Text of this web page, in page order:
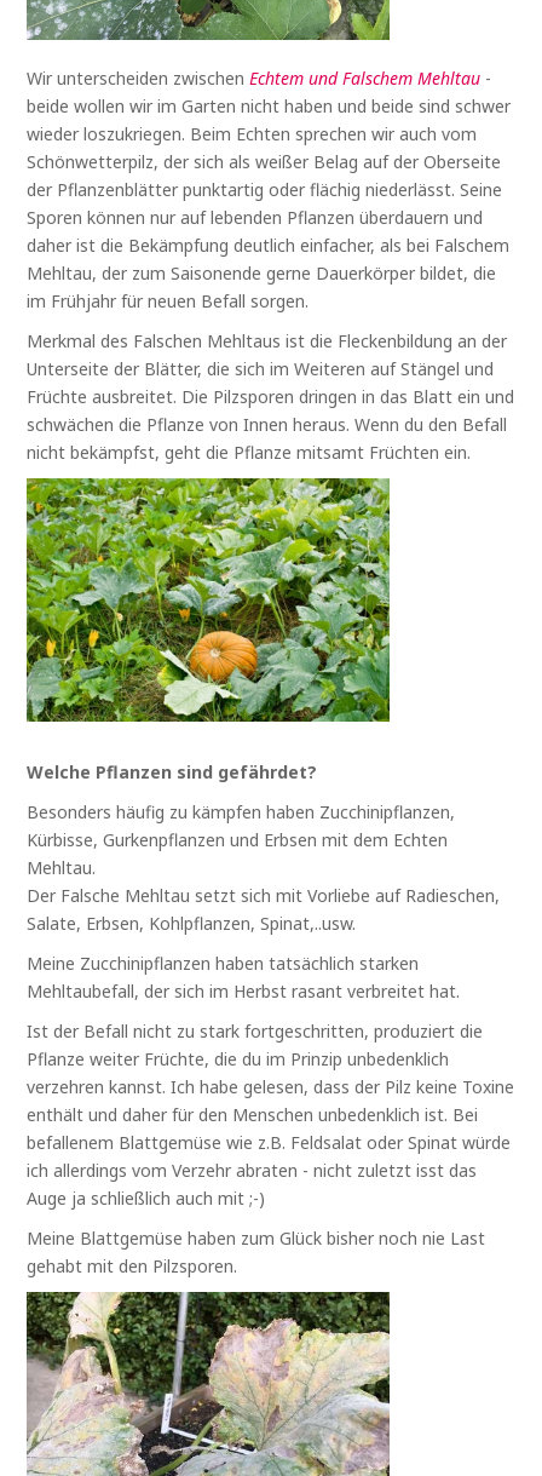
Wir unterscheiden zwischenEchtem und Falschem Mehltau -
beide wollen wir im Garten nicht haben und beide sind schwer
wieder loszukriegen. Beim Echten sprechen wir auch vom
Schönwetterpilz, der sich als weißer Belag auf der Oberseite
der Pflanzenblätter punktartig oder flächig niederlässt. Seine
Sporen können nur auf lebenden Pflanzen überdauern und
daher ist die Bekämpfung deutlich einfacher, als bei Falschem
Mehltau, der zum Saisonende gerne Dauerkörper bildet, die
im Frühjahr für neuen Befall sorgen.
Merkmal des Falschen Mehltaus ist die Fleckenbildung an der
Unterseite der Blätter, die sich im Weiteren auf Stängel und
Früchte ausbreitet. Die Pilzsporen dringen in das Blatt ein und
schwächen die Pflanze von Innen heraus. Wenn du den Befall
nicht bekämpfst, geht die Pflanze mitsamt Früchten ein.
Welche Pflanzen sind gefährdet?
Besonders häufig zu kämpfen haben Zucchinipflanzen,
Kürbisse, Gurkenpflanzen und Erbsen mit dem Echten
Mehltau.
Der Falsche Mehltau setzt sich mit Vorliebe auf Radieschen,
Salate, Erbsen, Kohlpflanzen, Spinat,..usw.
Meine Zucchinipflanzen haben tatsächlich starken
Mehltaubefall, der sich im Herbst rasant verbreitet hat.
Ist der Befall nicht zu stark fortgeschritten, produziert die
Pflanze weiter Früchte, die du im Prinzip unbedenklich
verzehren kannst. Ich habe gelesen, dass der Pilz keine Toxine
enthält und daher für den Menschen unbedenklich ist. Bei
befallenem Blattgemüse wie z.B. Feldsalat oder Spinat würde
ich allerdings vom Verzehr abraten - nicht zuletzt isst das
Auge ja schließlich auch mit ;-)
Meine Blattgemüse haben zum Glück bisher noch nie Last
gehabt mit den Pilzsporen.